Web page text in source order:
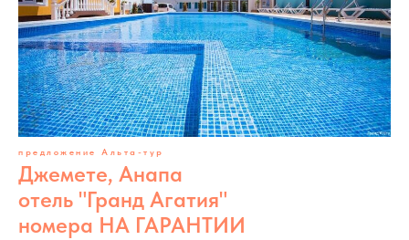
предложение Альта-тур
Джемете, Анапа
отель "Гранд Агатия"
номера НА ГАРАНТИИ